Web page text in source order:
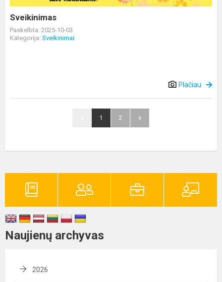
Sveikinimas
Paskelbta: 2025-10-03
Kategorija: Sveikinimai
Plačiau
1 2
Naujienų archyvas
2026